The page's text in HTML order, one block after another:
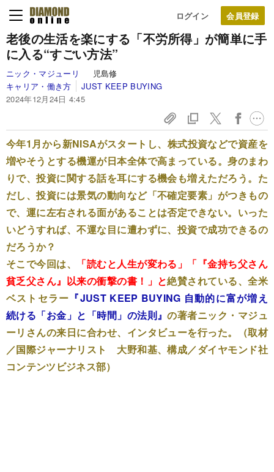
ログイン
老後の生活を楽にする「不労所得」が簡単に手
に入る“すごい方法”
ニック・マジューリ
児島修
キャリア・働き方
JUST KEEP BUYING
2024年12月24日 4:45
今年1月から新NISAがスタートし、株式投資などで資産を
増やそうとする機運が日本全体で高まっている。身のまわ
りで、投資に関する話を耳にする機会も増えただろう。た
だし、投資には景気の動向など「不確定要素」がつきもの
で、運に左右される面があることは否定できない。いった
いどうすれば、不運な目に遭わずに、投資で成功できるの
だろうか？
そこで今回は、
「読むと人生が変わる」「『金持ち父さん
貧乏父さん』以来の衝撃の書！」と絶賛されている、全米
ベストセラー 『JUST KEEP BUYING 自動的に富が増え
続ける「お金」と「時間」の法則』の著者ニック・マジュ
ーリさんの来日に合わせ、インタビューを行った。（取材
／国際ジャーナリスト 大野和基、構成／ダイヤモンド社
コンテンツビジネス部）